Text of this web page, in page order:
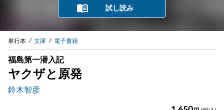
試し読み
単行本 文庫 電子書籍
福島第一潜入記
ヤクザと原発
鈴木智彦